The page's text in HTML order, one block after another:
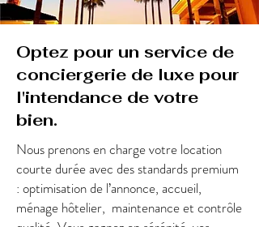
Optez pour un service de
conciergerie de luxe pour
l'intendance de votre
bien.
Nous prenons en charge votre location
courte durée avec des standards premium
: optimisation de l’annonce, accueil,
ménage hôtelier, maintenance et contrôle